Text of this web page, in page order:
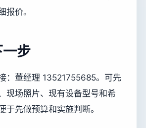
报价。
步
：董经理 13521755685。可先
现场照片、现有设备型号和希
于先做预算和实施判断。